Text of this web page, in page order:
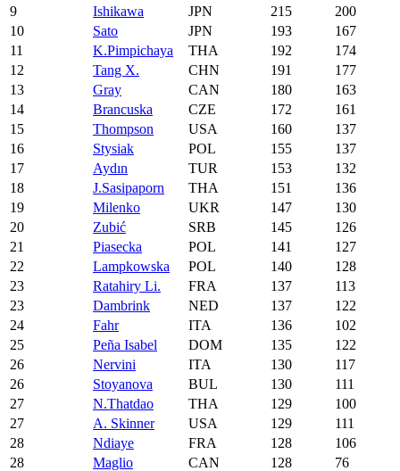
9
Ishikawa JPN 215
200
10
Sato JPN 193
167
11
K.Pimpichaya THA 192
174
12
Tang X. CHN 191
177
13
Gray CAN 180
163
14
Brancuska CZE 172
161
15
Thompson USA 160
137
16
Stysiak POL 155
137
17
Aydın TUR 153
132
18
J.Sasipaporn THA 151
136
19
Milenko UKR 147
130
20
Zubić SRB 145
126
21
Piasecka POL 141
127
22
Lampkowska POL 140
128
23
Ratahiry Li. FRA 137
113
23
Dambrink NED 137
122
24
Fahr ITA 136
102
25
Peña Isabel DOM 135
122
26
Nervini ITA 130
117
26
Stoyanova BUL 130
111
27
N.Thatdao THA 129
100
27
A. Skinner USA 129
111
28
Ndiaye FRA 128
106
28
Maglio CAN 128
76